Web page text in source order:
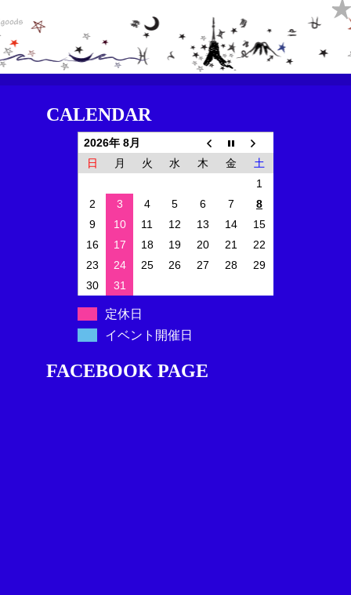
CALENDAR
2026年 8月
日
月 火 水 木 金
土
1
2
3 4 5 6 7
8
9
10 11 12 13 14
15
16
17 18 19 20 21
22
23
24 25 26 27 28
29
30
31
定休日
イベント開催日
FACEBOOK PAGE